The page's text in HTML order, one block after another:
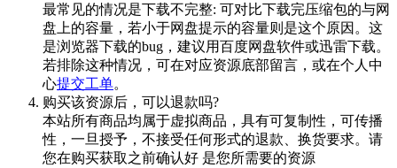
最常见的情况是下载不完整: 可对比下载完压缩包的与网
盘上的容量，若小于网盘提示的容量则是这个原因。这
是浏览器下载的bug，建议用百度网盘软件或迅雷下载。
若排除这种情况，可在对应资源底部留言，或在个人中
心提交工单。
购买该资源后，可以退款吗?
本站所有商品均属于虚拟商品，具有可复制性，可传播
性，一旦授予，不接受任何形式的退款、换货要求。请
您在购买获取之前确认好 是您所需要的资源